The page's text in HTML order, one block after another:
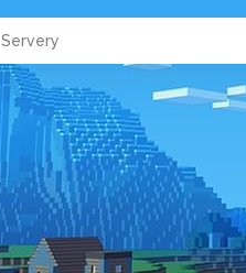
Servery